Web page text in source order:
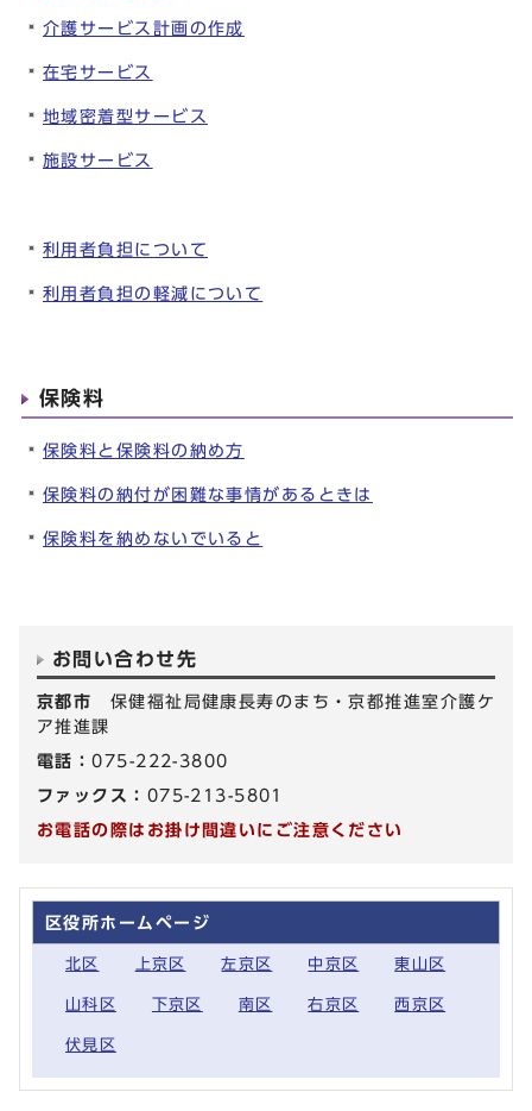
介護サービス計画の作成
在宅サービス
地域密着型サービス
施設サービス
利用者負担について
利用者負担の軽減について
保険料
保険料と保険料の納め方
保険料の納付が困難な事情があるときは
保険料を納めないでいると
お問い合わせ先
京都市 保健福祉局健康長寿のまち・京都推進室介護ケ
ア推進課
電話：075-222-3800
ファックス： 075-213-5801
お電話の際はお掛け間違いにご注意ください
区役所ホームページ
北区 上京区 左京区 中京区 東山区
山科区 下京区 南区 右京区 西京区
伏見区